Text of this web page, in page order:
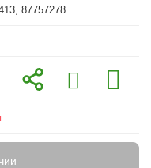
87757278